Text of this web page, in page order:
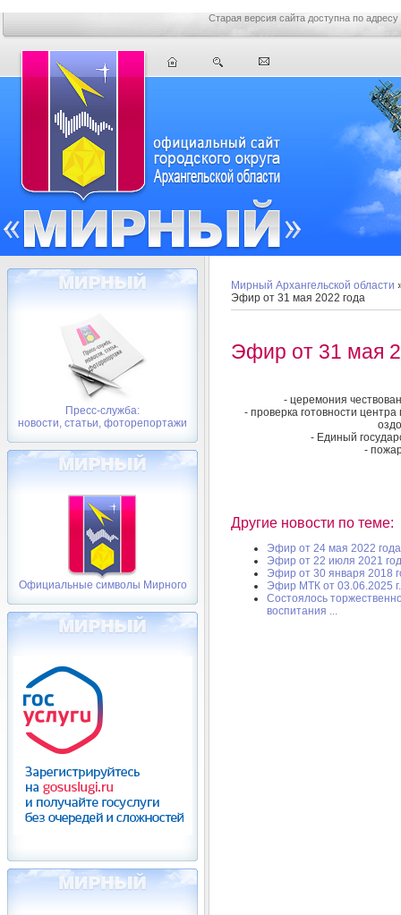
Старая версия сайта доступна по адресу
Пресс-служба:
новости, статьи, фоторепортажи
Официальные символы Мирного
Мирный Архангельской области
Эфир от 31 мая 2022 года
Эфир от 31 мая
- церемония
- проверка готовности
- Единый
-
Другие новости по теме:
Эфир от 24 мая 2022 года
Эфир от 22 июля 2021
Эфир от 30 января 2018
Эфир МТК от 03.06.2025 г.
Cостоялось
воспитания ...